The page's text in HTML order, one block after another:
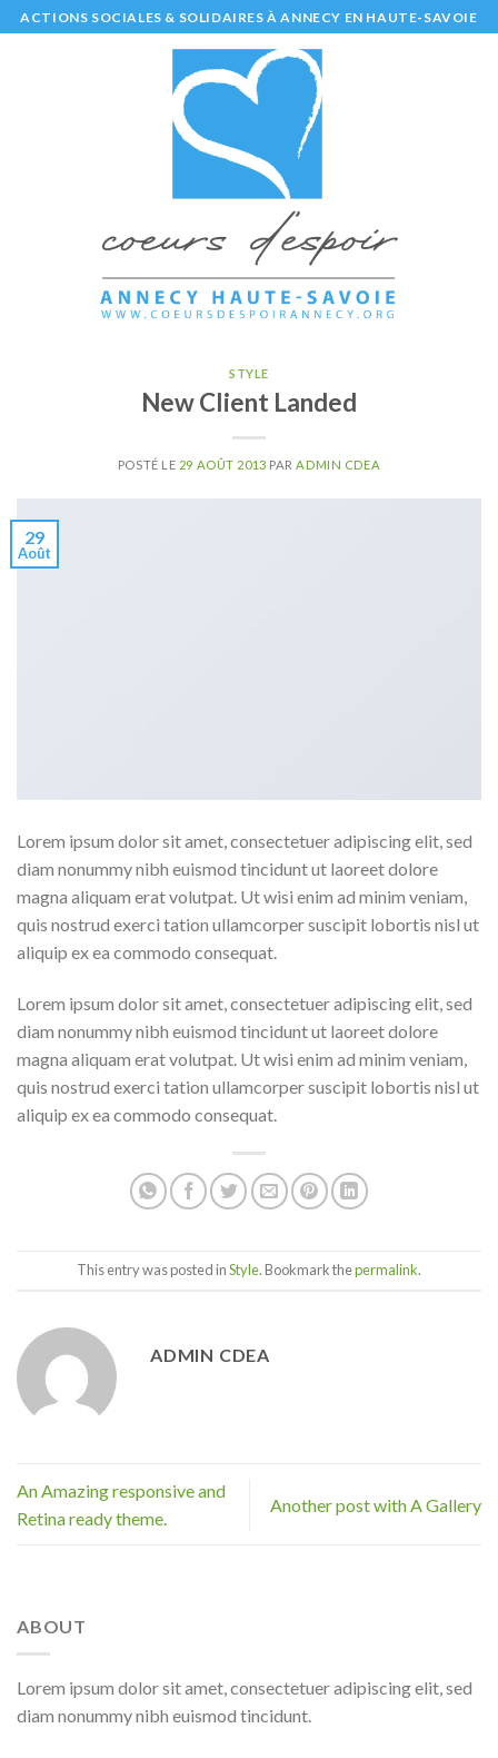
Skip
to
ACTIONS SOCIALES & SOLIDAIRES À ANNECY EN HAUTE-SAVOIE
STYLE
New Client Landed
POSTÉ LE 29 AOÛT 2013 PAR ADMIN CDEA
29
Août
Lorem ipsum dolor sit amet, consectetuer adipiscing elit, sed
diam nonummy nibh euismod tincidunt ut laoreet dolore
magna aliquam erat volutpat. Ut wisi enim ad minim veniam,
quis nostrud exerci tation ullamcorper suscipit lobortis nisl ut
aliquip ex ea commodo consequat.
Lorem ipsum dolor sit amet, consectetuer adipiscing elit, sed
diam nonummy nibh euismod tincidunt ut laoreet dolore
magna aliquam erat volutpat. Ut wisi enim ad minim veniam,
quis nostrud exerci tation ullamcorper suscipit lobortis nisl ut
aliquip ex ea commodo consequat.
This entry was posted inStyle. Bookmark thepermalink.
ADMIN CDEA
An Amazing responsive and
Retina ready theme.
Another post with A Gallery
ABOUT
Lorem ipsum dolor sit amet, consectetuer adipiscing elit, sed
diam nonummy nibh euismod tincidunt.